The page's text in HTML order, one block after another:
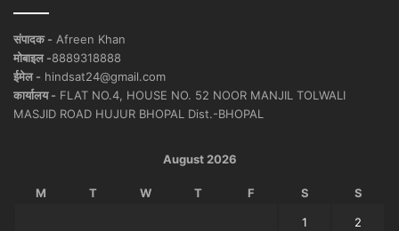
संपादक - Afreen Khan
मोबाइल -8889318888
ईमेल - hindsat24@gmail.com
कार्यालय - FLAT NO.4, HOUSE NO. 52 NOOR MANJIL TOLWALI
MASJID ROAD HUJUR BHOPAL Dist.-BHOPAL
August 2026
M T W T F S S
1 2